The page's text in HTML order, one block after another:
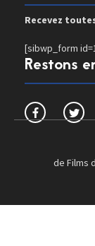
Recevez
[sibwp_form
Restons
de Films